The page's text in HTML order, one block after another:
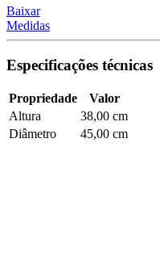
Baixar
Medidas
Especificações técnicas
Propriedade
Valor
Altura
38,00 cm
Diâmetro
45,00 cm